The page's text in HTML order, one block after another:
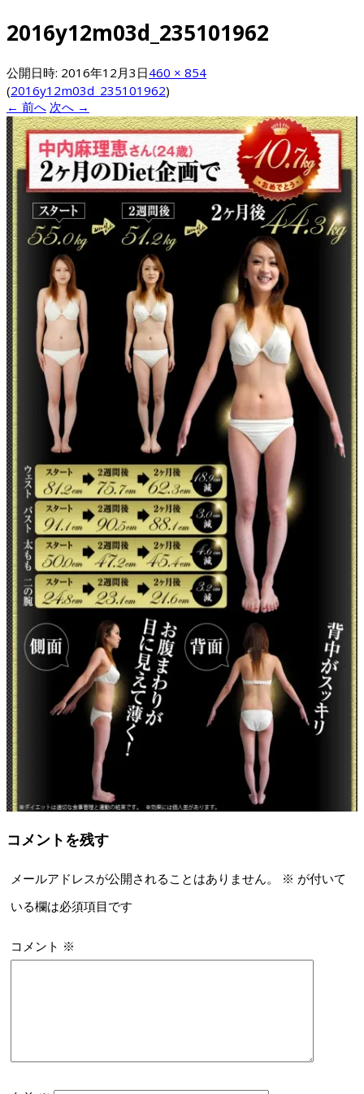
2016y12m03d_235101962
公開日時: 2016年12月3日460 × 854
(2016y12m03d_235101962)
← 前へ 次へ →
コメントを残す
メールアドレスが公開されることはありません。 ※ が付いて
いる欄は必須項目です
コメント ※